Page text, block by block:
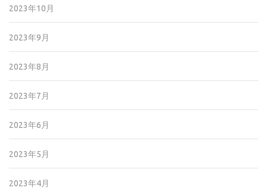
2023年10月
2023年9月
2023年8月
2023年7月
2023年6月
2023年5月
2023年4月